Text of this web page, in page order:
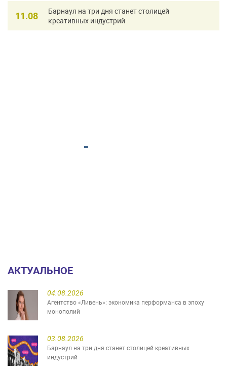
11.08
Барнаул на три дня станет столицей
креативных индустрий
АКТУАЛЬНОЕ
04.08.2026
Агентство «Ливень»: экономика перформанса в эпоху
монополий
03.08.2026
Барнаул на три дня станет столицей креативных
индустрий